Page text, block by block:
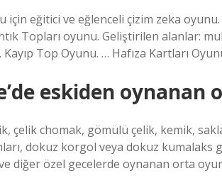
için eğitici ve eğlenceli çizim zeka
Topları oyunu. Geliştirilen alanlar:
Top Oyunu. … Hafıza Kartları
eskiden oynanan
çelik chomak, gömülü çelik, kemik,
dokuz korgol veya dokuz kumalaks
diğer özel gecelerde oynanan orta